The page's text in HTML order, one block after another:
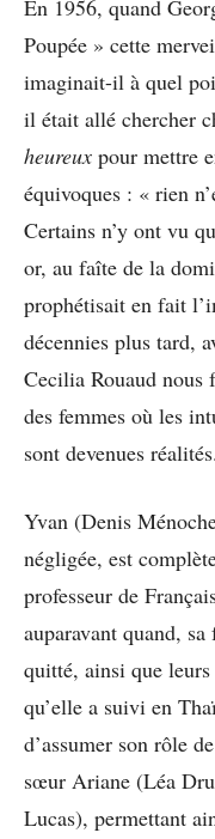
En 1956, quand
Poupée » cette
imaginait-il à quel
il était allé chercher
heureux pour mettre
équivoques : « rien
Certains n’y ont vu
or, au faîte de la
prophétisait en fait
décennies plus tard,
Cecilia Rouaud
des femmes où les
sont devenues réalités.
Yvan (Denis
négligée, est
professeur de
auparavant quand,
quitté, ainsi que
qu’elle a suivi en
d’assumer son rôle
sœur Ariane (Léa
Lucas), permettant